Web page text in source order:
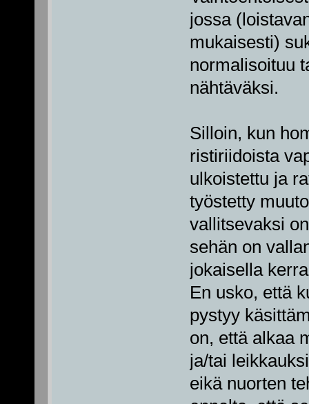
jossa
mukaisesti)
normalisoituu
nähtäväksi.
Silloin, kun
ristiriidoista
ulkoistettu ja
työstetty
vallitsevaksi
sehän on
jokaisella
En usko, että
pystyy
on, että alkaa
ja/tai
eikä nuorten